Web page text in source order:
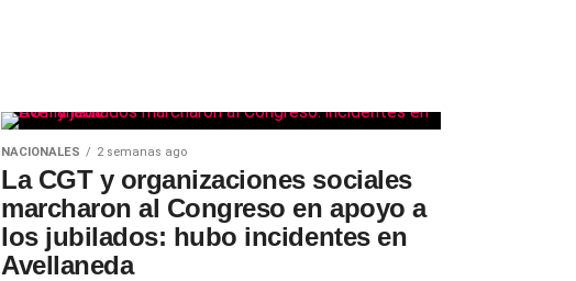
NACIONALES 2 semanas ago
La CGT y organizaciones sociales
marcharon al Congreso en apoyo a
los jubilados: hubo incidentes en
Avellaneda